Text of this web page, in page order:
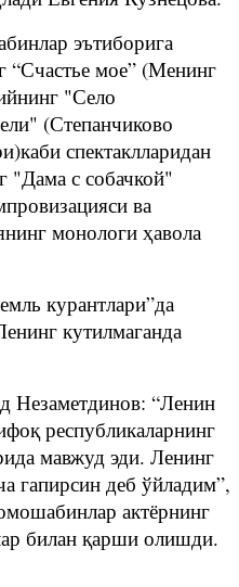
эътиборига
“Счастье мое” (Менинг
"Село
(Степанчиково
спектаклларидан
"Дама с собачкой"
ва
монологи ҳавола
курантлари”да
кутилмаганда
Незаметдинов: “Ленин
республикаларнинг
мавжуд эди. Ленинг
гапирсин деб ўйладим”,
актёрнинг
билан қарши олишди.